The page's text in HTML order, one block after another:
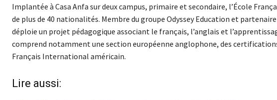
Implantée à Casa Anfa sur deux campus, primaire et secondaire, l’École
de plus de 40 nationalités. Membre du groupe Odyssey Education et
déploie un projet pédagogique associant le français, l’anglais et
comprend notamment une section européenne anglophone, des
Français International américain.
Lire aussi: